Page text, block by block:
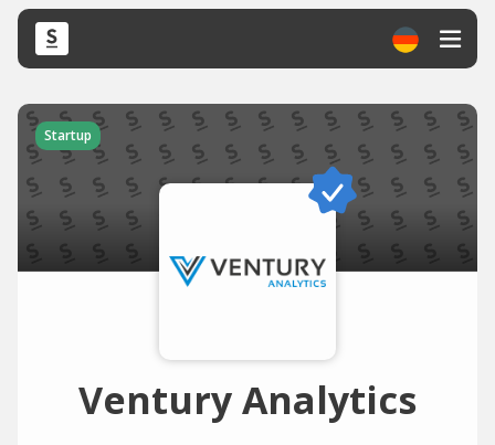
Startup
Ventury Analytics